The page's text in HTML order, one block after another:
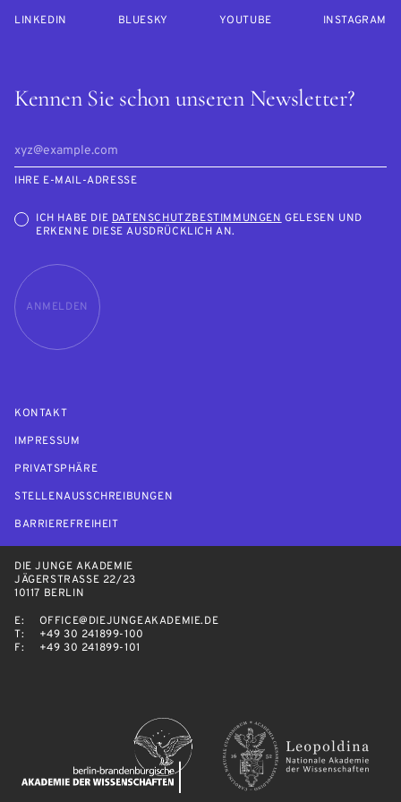
Kennen Sie schon unseren Newsletter?
IHRE E-MAIL-ADRESSE
ICH HABE DIEDATENSCHUTZBESTIMMUNGENGELESEN UND
ERKENNE DIESE AUSDRÜCKLICH AN.
ANMELDEN
LINKEDIN BLUESKY YOUTUBE INSTAGRAM
KONTAKT
IMPRESSUM
PRIVATSPHÄRE
STELLENAUSSCHREIBUNGEN
BARRIEREFREIHEIT
DIE JUNGE AKADEMIE
JÄGERSTRASSE 22/23
10117 BERLIN
E:
OFFICE@DIEJUNGEAKADEMIE.DE
T:
+49 30 241899-100
F:
+49 30 241899-101